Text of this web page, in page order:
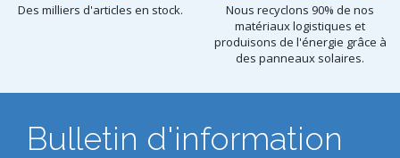
Des milliers d'articles en stock.
Nous recyclons 90% de nos
matériaux logistiques et
produisons de l'énergie grâce à
des panneaux solaires.
Bulletin d'information